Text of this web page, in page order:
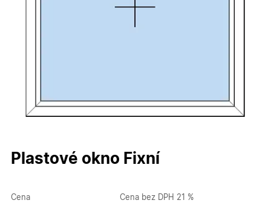
Plastové okno Fixní
Cena Cena bez DPH 21 %